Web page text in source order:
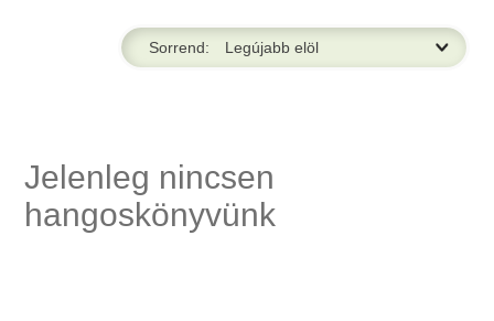
Sorrend:
Jelenleg nincsen
hangoskönyvünk